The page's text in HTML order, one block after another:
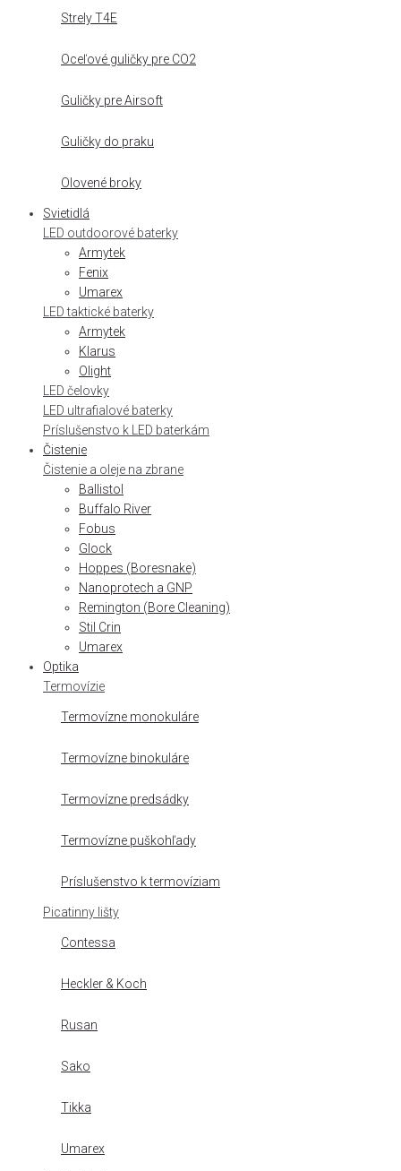
Strely T4E
Oceľové guličky pre CO2
Guličky pre Airsoft
Guličky do praku
Olovené broky
Svietidlá
LED outdoorové baterky
Armytek
Fenix
Umarex
LED taktické baterky
Armytek
Klarus
Olight
LED čelovky
LED ultrafialové baterky
Príslušenstvo k LED baterkám
Čistenie
Čistenie a oleje na zbrane
Ballistol
Buffalo River
Fobus
Glock
Hoppes (Boresnake)
Nanoprotech a GNP
Remington (Bore Cleaning)
Stil Crin
Umarex
Optika
Termovízie
Termovízne monokuláre
Termovízne binokuláre
Termovízne predsádky
Termovízne puškohľady
Príslušenstvo k termovíziam
Picatinny lišty
Contessa
Heckler & Koch
Rusan
Sako
Tikka
Umarex